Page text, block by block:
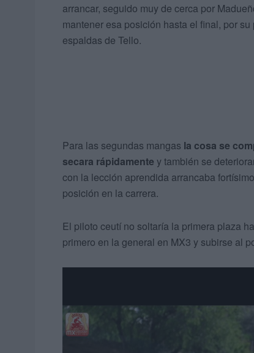
arrancar, seguido muy de cerca por
mantener esa posición hasta el final, por
espaldas de Tello.
Para las segundas mangas la cosa se
secara rápidamente y también se
con la lección aprendida arrancaba
posición en la carrera.
El piloto ceutí no soltaría la primera plaza
primero en la general en MX3 y subirse al